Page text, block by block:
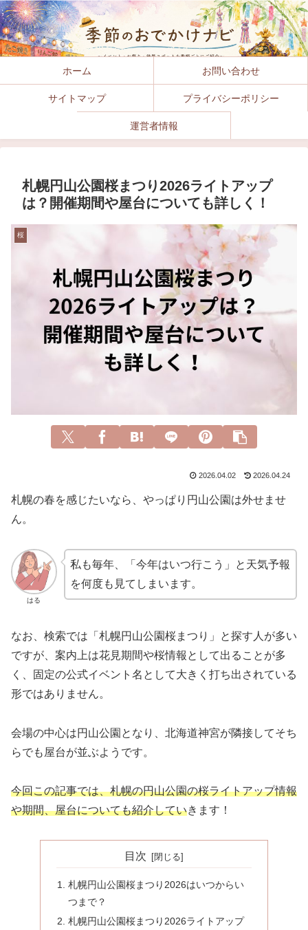
ホーム お問い合わせ
サイトマップ プライバシーポリシー
運営者情報
札幌円山公園桜まつり2026ライトアップ
は？開催期間や屋台についても詳しく！
桜
2026.04.02 2026.04.24
札幌の春を感じたいなら、やっぱり円山公園は外せませ
ん。
はる
私も毎年、「今年はいつ行こう」と天気予報
を何度も見てしまいます。
なお、検索では「札幌円山公園桜まつり」と探す人が多い
ですが、案内上は花見期間や桜情報として出ることが多
く、固定の公式イベント名として大きく打ち出されている
形ではありません。
会場の中心は円山公園となり、北海道神宮が隣接してそち
らでも屋台が並ぶようです。
今回この記事では、札幌の円山公園の桜ライトアップ情報
や期間、屋台についても紹介していきます！
目次
札幌円山公園桜まつり2026はいつからい
つまで？
札幌円山公園桜まつり2026ライトアップ